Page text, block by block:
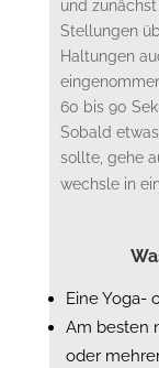
und
Stellungen
Haltungen
60 bis 90
Sobald
sollte, gehe
wechsle in
Eine Yoga-
Am besten
oder